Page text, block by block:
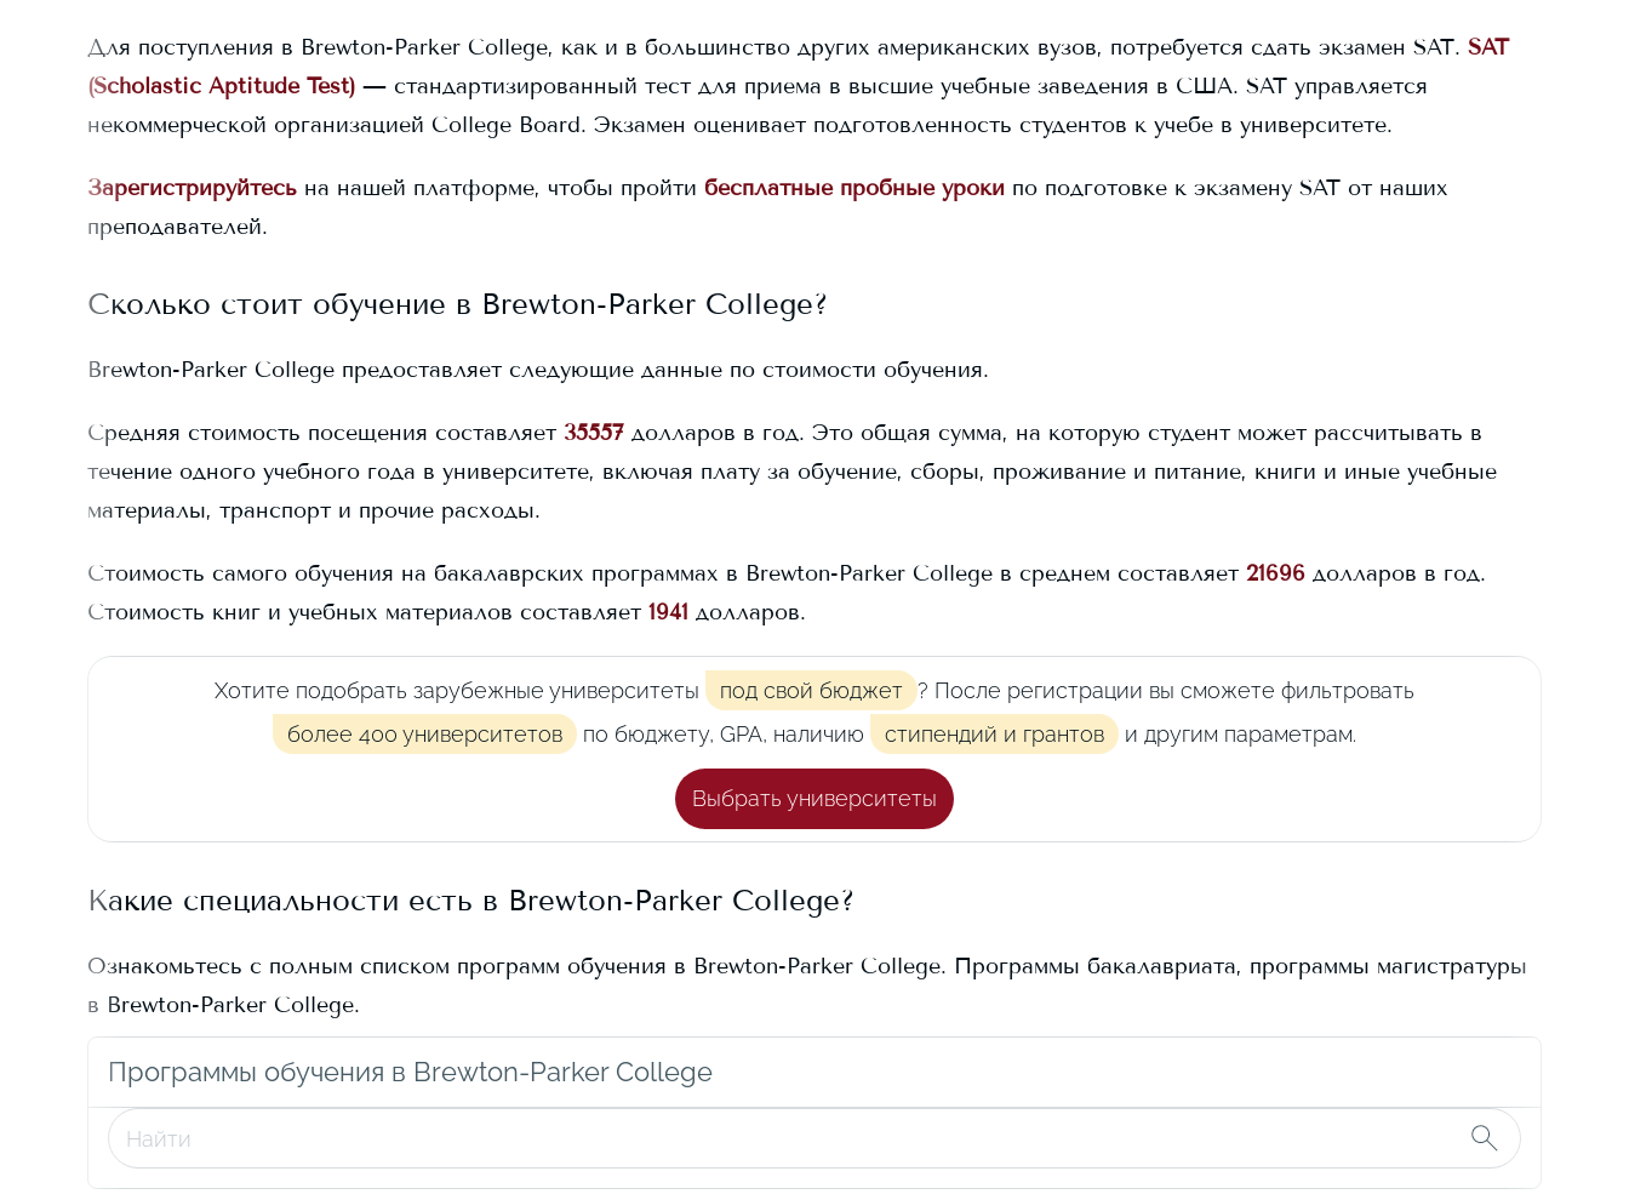
Для поступления в Brewton-Parker College, как и в большинство других американских вузов, потребуется сдать экзамен SAT. SAT
(Scholastic Aptitude Test) — стандартизированный тест для приема в высшие учебные заведения в США. SAT управляется
некоммерческой организацией College Board. Экзамен оценивает подготовленность студентов к учебе в университете.
Зарегистрируйтесь на нашей платформе, чтобы пройти бесплатные пробные уроки по подготовке к экзамену SAT от наших
преподавателей.
Сколько стоит обучение в Brewton-Parker College?
Brewton-Parker College предоставляет следующие данные по стоимости обучения.
Средняя стоимость посещения составляет 35557 долларов в год. Это общая сумма, на которую студент может рассчитывать в
течение одного учебного года в университете, включая плату за обучение, сборы, проживание и питание, книги и иные учебные
материалы, транспорт и прочие расходы.
Стоимость самого обучения на бакалаврских программах в Brewton-Parker College в среднем составляет 21696 долларов в год.
Стоимость книг и учебных материалов составляет 1941 долларов.
Хотите подобрать зарубежные университеты под свой бюджет ? После регистрации вы сможете фильтровать
более 400 университетов
по бюджету, GPA, наличию стипендий и грантов и другим параметрам.
Выбрать университеты
Какие специальности есть в Brewton-Parker College?
Ознакомьтесь с полным списком программ обучения в Brewton-Parker College. Программы бакалавриата, программы магистратуры
в Brewton-Parker College.
Программы обучения в Brewton-Parker College